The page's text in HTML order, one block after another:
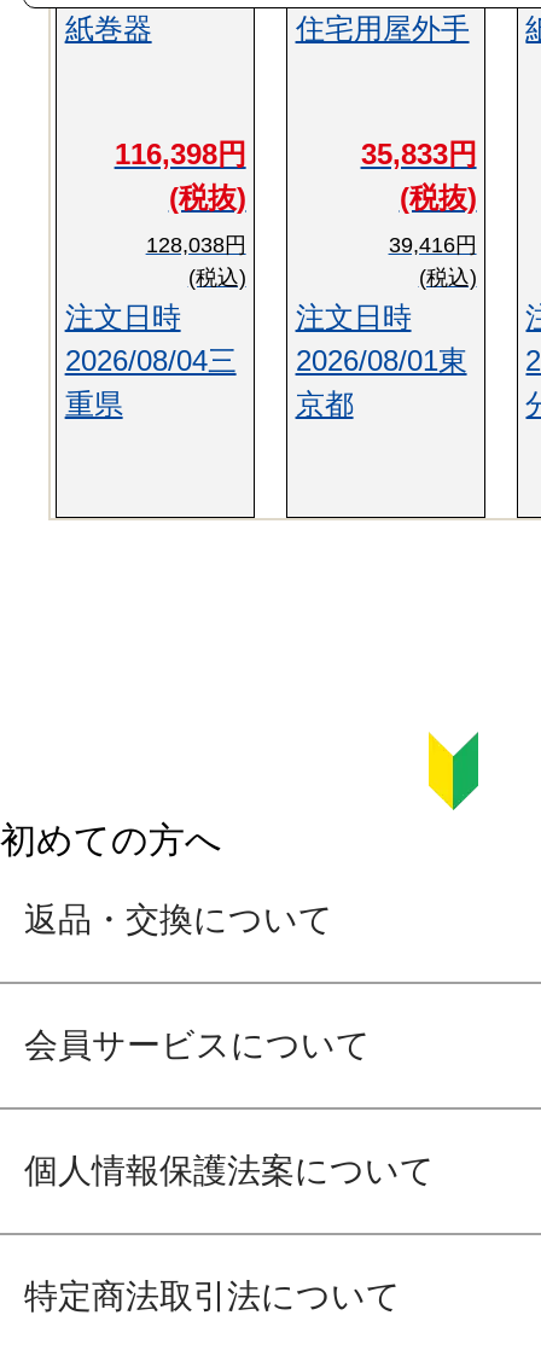
紙巻器
116,398円
(税抜)
128,038円
(税込)
注文日時
2026/08/04三
重県
住宅用屋外手
35,833円
(税抜)
39,416円
(税込)
注文日時
2026/08/01東
京都
初めての方へ
返品・交換について
会員サービスについて
個人情報保護法案について
特定商法取引法について